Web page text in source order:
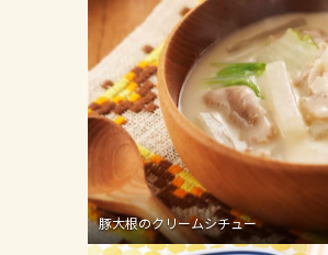
豚大根のクリームシチュー